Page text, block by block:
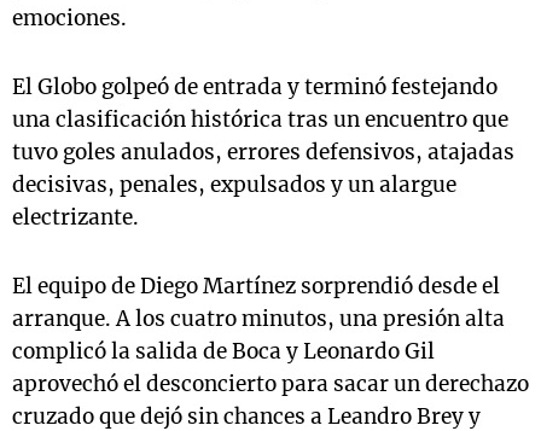
emociones.
El Globo golpeó de entrada y terminó festejando
una clasificación histórica tras un encuentro que
tuvo goles anulados, errores defensivos, atajadas
decisivas, penales, expulsados y un alargue
electrizante.
El equipo de Diego Martínez sorprendió desde el
arranque. A los cuatro minutos, una presión alta
complicó la salida de Boca y Leonardo Gil
aprovechó el desconcierto para sacar un derechazo
cruzado que dejó sin chances a Leandro Brey y